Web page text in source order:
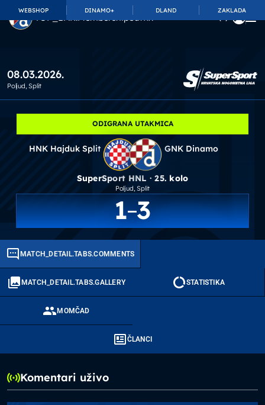
WEBSHOP DINAMO+ DLAND ZAKLADA
TOP_BAR.MembershipSuffix
08.03.2026.
Poljud, Split
ODIGRANA UTAKMICA
HNK Hajduk Split GNK Dinamo
SuperSport HNL · 25. kolo
Poljud, Split
1 3
MATCH_DETAIL.TABS.COMMENTS
MATCH_DETAIL.TABS.GALLERY STATISTIKA
MOMČAD
ČLANCI
Komentari uživo